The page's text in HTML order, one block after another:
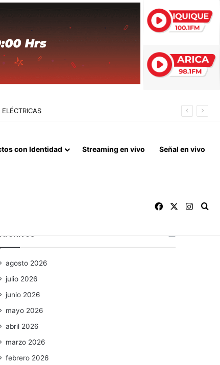
BLOQUEO Y REPARACIONES DE GUERRA
con Identidad Streaming en vivo Señal en vivo
Facebook
Archivos
agosto 2026
julio 2026
junio 2026
mayo 2026
abril 2026
marzo 2026
febrero 2026